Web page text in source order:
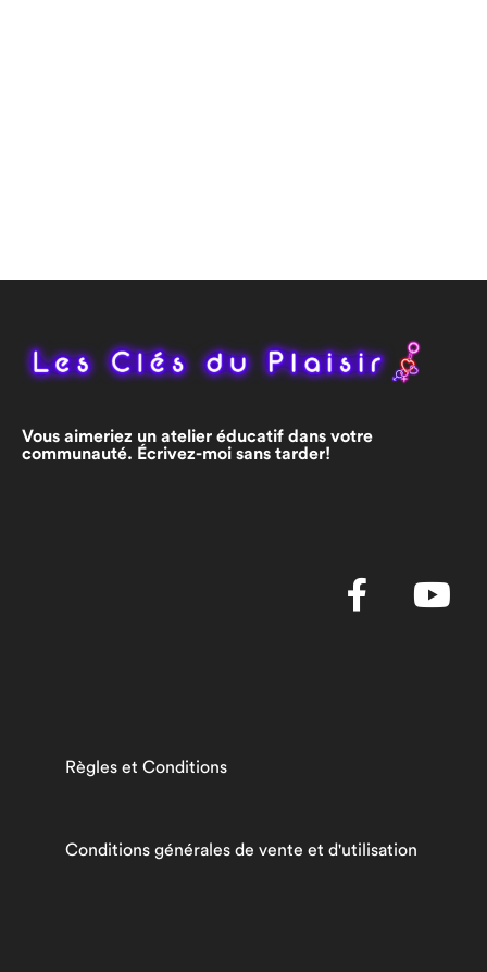
Vous aimeriez un atelier éducatif dans votre
communauté. Écrivez-moi sans tarder!
Règles et Conditions
Conditions générales de vente et d'utilisation